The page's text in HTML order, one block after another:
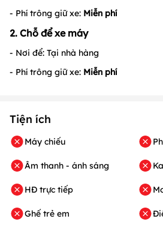
- Phí trông giữ xe: Miễn phí
2. Chỗ để xe máy
- Nơi để: Tại nhà hàng
- Phí trông giữ xe: Miễn phí
Tiện ích
Máy chiếu
Âm thanh - ánh sáng
HĐ trực tiếp
Ghế trẻ em